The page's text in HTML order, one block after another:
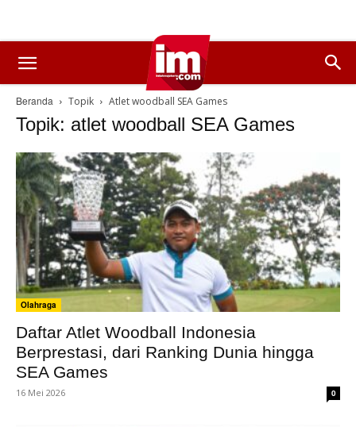
Beranda Topik Atlet woodball SEA Games
Topik: atlet woodball SEA Games
Olahraga
Daftar Atlet Woodball Indonesia
Berprestasi, dari Ranking Dunia hingga
SEA Games
16 Mei 2026 0